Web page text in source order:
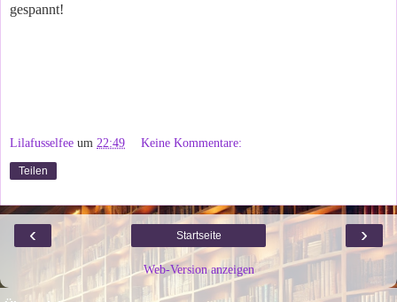
gespannt!
Lilafusselfee um 22:49 Keine Kommentare:
Teilen
‹ ›
Startseite
Web-Version anzeigen